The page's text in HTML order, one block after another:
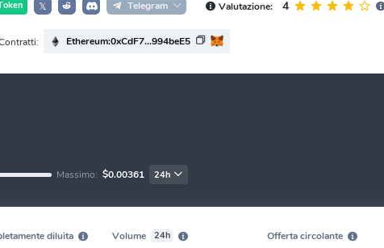
𝕏 Telegram Valutazione: 4
Ethereum:0xCdF7...994beE5
Massimo: $0.00361 24h
diluita Volume 24h Offerta circolante